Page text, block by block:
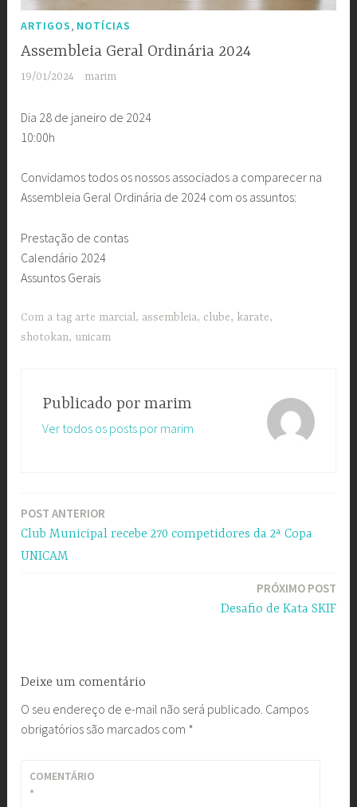
ARTIGOS, NOTÍCIAS
Assembleia Geral Ordinária 2024
19/01/2024 marim
Dia 28 de janeiro de 2024
10:00h
Convidamos todos os nossos associados a comparecer na
Assembleia Geral Ordinária de 2024 com os assuntos:
Prestação de contas
Calendário 2024
Assuntos Gerais
Com a tag arte marcial, assembleia, clube, karate,
shotokan, unicam
Publicado por marim
Ver todos os posts por marim
Navegação
POST ANTERIOR
Club Municipal recebe 270 competidores da 2ª Copa
UNICAM
PRÓXIMO POST
Desafio de Kata SKIF
Deixe um comentário
O seu endereço de e-mail não será publicado. Campos
obrigatórios são marcados com *
COMENTÁRIO
*